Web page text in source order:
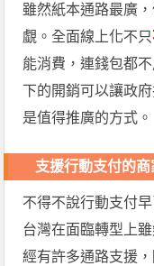
雖然紙本通路最廣
覷。全面線上化不只
能消費，連錢包都
下的開銷可以讓政
是值得推廣的方式。
支援行動支付的
不得不說行動支付
台灣在面臨轉型上
經有許多通路支援